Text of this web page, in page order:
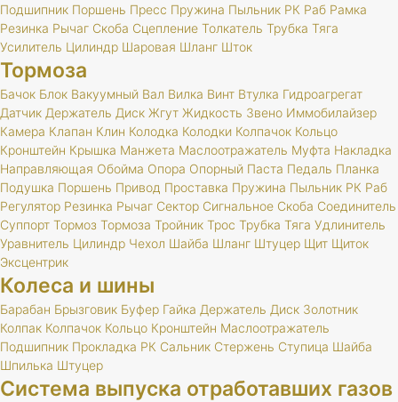
Подшипник Поршень Пресс Пружина Пыльник РК Раб Рамка
Резинка Рычаг Скоба Сцепление Толкатель Трубка Тяга
Усилитель Цилиндр Шаровая Шланг Шток
Тормоза
Бачок Блок Вакуумный Вал Вилка Винт Втулка Гидроагрегат
Датчик Держатель Диск Жгут Жидкость Звено Иммобилайзер
Камера Клапан Клин Колодка Колодки Колпачок Кольцо
Кронштейн Крышка Манжета Маслоотражатель Муфта Накладка
Направляющая Обойма Опора Опорный Паста Педаль Планка
Подушка Поршень Привод Проставка Пружина Пыльник РК Раб
Регулятор Резинка Рычаг Сектор Сигнальное Скоба Соединитель
Суппорт Тормоз Тормоза Тройник Трос Трубка Тяга Удлинитель
Уравнитель Цилиндр Чехол Шайба Шланг Штуцер Щит Щиток
Эксцентрик
Колеса и шины
Барабан Брызговик Буфер Гайка Держатель Диск Золотник
Колпак Колпачок Кольцо Кронштейн Маслоотражатель
Подшипник Прокладка РК Сальник Стержень Ступица Шайба
Шпилька Штуцер
Система выпуска отработавших газов